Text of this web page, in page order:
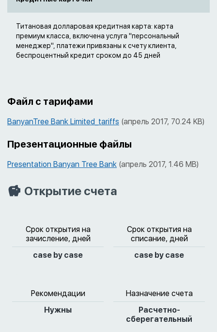
Титановая долларовая кредитная карта: карта
премиум класса, включена услуга "персональный
менеджер", платежи привязаны к счету клиента,
беспроцентный кредит сроком до 45 дней
Файл с тарифами
BanyanTree Bank Limited_tariffs (апрель 2017, 70.24 KB)
Презентационные файлы
Presentation Banyan Tree Bank (апрель 2017, 1.46 MB)
Открытие счета
Срок открытия на
зачисление, дней
case by case
Срок открытия на
списание, дней
case by case
Рекомендации
Нужны
Назначение счета
Расчетно-
сберегательный